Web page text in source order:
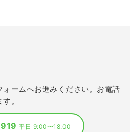
ォームへお進みください。お電話
。
919平日 9:00〜18:00